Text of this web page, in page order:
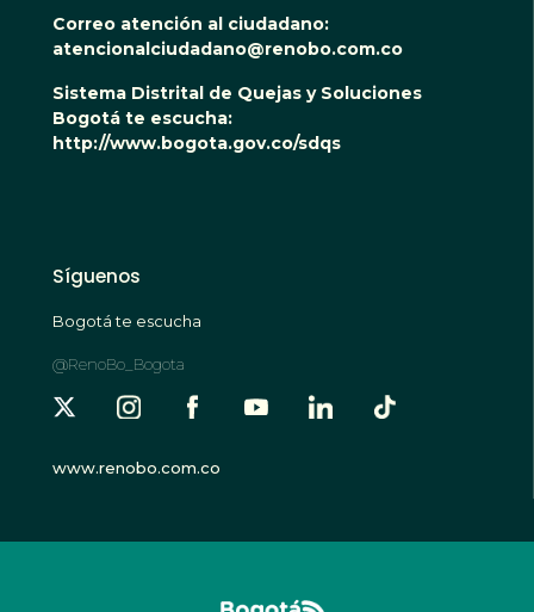
Correo atención al ciudadano:
atencionalciudadano@renobo.com.co
Sistema Distrital de Quejas y Soluciones
Bogotá te escucha:
http://www.bogota.gov.co/sdqs
Síguenos
Bogotá te escucha
@RenoBo_Bogota
www.renobo.com.co